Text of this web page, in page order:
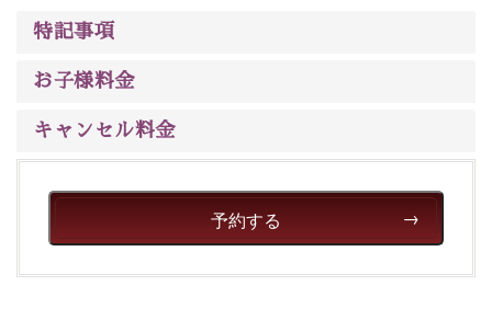
特記事項
お子様料金
キャンセル料金
予約する